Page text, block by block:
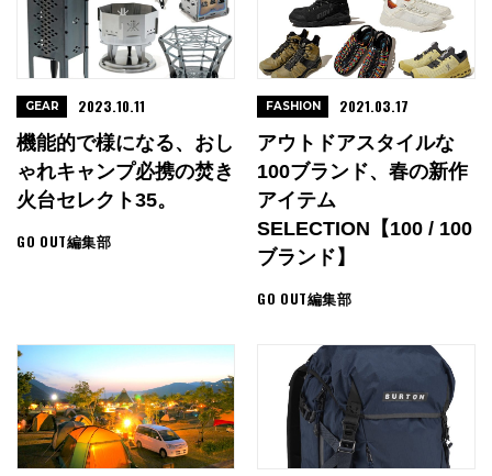
機能的で様になる、おし
ゃれキャンプ必携の焚き
火台セレクト35。
GO OUT編集部
GEAR 2023.10.11
アウトドアスタイルな
100ブランド、春の新作
アイテム
SELECTION【100 / 100
ブランド】
GO OUT編集部
FASHION 2021.03.17